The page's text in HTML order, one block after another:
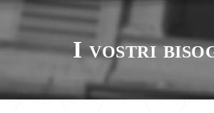
STUDIO
I vostri